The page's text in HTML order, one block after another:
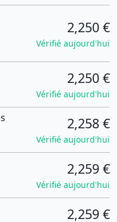
2,250 €
Vérifié aujourd'hui
2,250 €
Vérifié aujourd'hui
2,258 €
Vérifié aujourd'hui
2,259 €
Vérifié aujourd'hui
2,259 €